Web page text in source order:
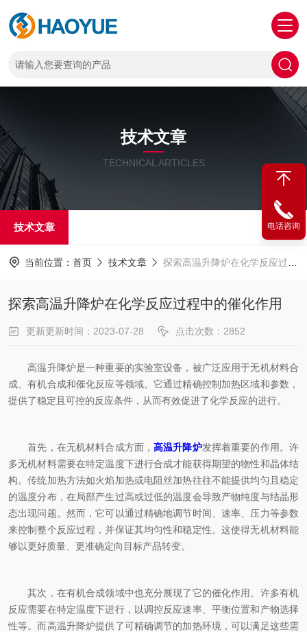
技术文章
TECHNICAL ARTICLES
技术文章
当前位置： 首页 技术文章 探索高温升降炉在化学反应过程中的催化作用
探索高温升降炉在化学反应过程中的催化作用
更新更新时间：2023-07-28 点击次数：2852
高温升降炉是一种重要的实验室设备，被广泛应用于无机材料合
成、有机合成和催化反应等领域。它通过精确控制加热区域和参数，
提供了稳定且可控的反应条件，从而有效促进了化学反应的进行。
首先，在无机材料合成方面，高温升降炉发挥着重要的作用。许
多无机材料需要在特定温度下进行合成才能获得期望的物性和晶体结
构。传统加热方法如火焰加热或电阻丝加热往往不能提供均匀且稳定
的温度分布，在局部产生过高或过低的温度会导致产物纯度与结晶形
态出现问题。然而，它可以通过精确地调节时间、速率、压力等参数
来控制整个反应过程，并保证其均匀性和稳定性。这使得无机材料能
够以更好质量、更准确定向目标产品转变。
其次，在有机合成领域中也充分展现了它的催化作用。许多有机
反应需要在特定温度下进行，以调控反应速率、平衡位置和产物选择
性等。而高温升降炉提供了可精确调节的加热环境，可以满足这些需
电话咨询